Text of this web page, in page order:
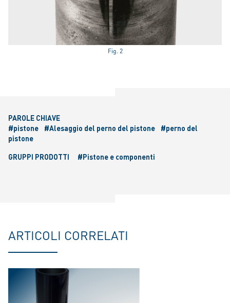
Fig. 2
PAROLE CHIAVE
#pistone
#Alesaggio del perno del pistone
#perno del
pistone
GRUPPI PRODOTTI
#Pistone e componenti
ARTICOLI CORRELATI